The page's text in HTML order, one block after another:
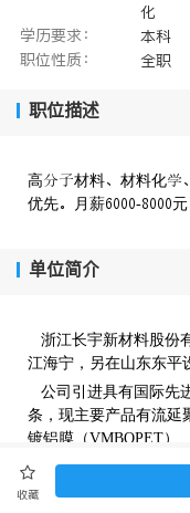
化
学历要求：
本科
职位性质：
全职
职位描述
高材料材料化
优先月薪-元
单位简介
浙江长宇新材料股份
江海宁，另在山东东平
公司引进具有国际先
条，现主要产品有流延
镀铝膜（VMBOPET）
氧化铝膜（AlOx）、
多吨，K膜6000多吨。
收藏